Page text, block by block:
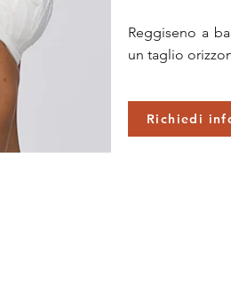
Reggiseno a
un taglio
Richiedi